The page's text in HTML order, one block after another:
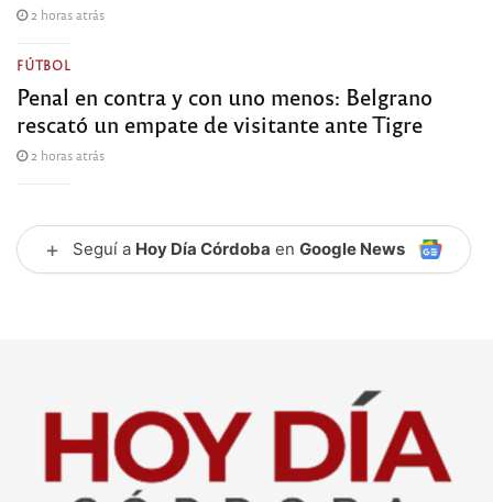
2 horas atrás
FÚTBOL
Penal en contra y con uno menos: Belgrano
rescató un empate de visitante ante Tigre
2 horas atrás
+ Seguí a Hoy Día Córdoba en Google News